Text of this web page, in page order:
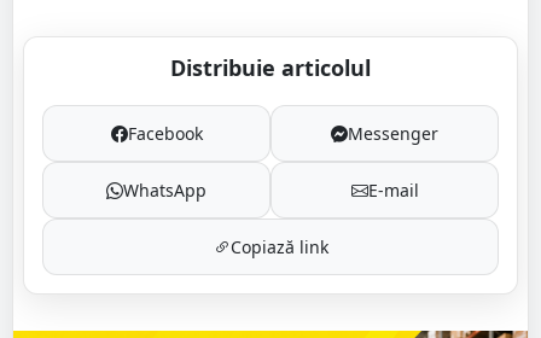
Distribuie articolul
Facebook Messenger
WhatsApp E-mail
Copiază link